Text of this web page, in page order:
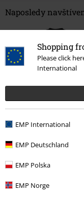
Shopping
Please click
International
EMP International
EMP Deutschland
EMP Polska
EMP Norge
Naposledy
Kč 739,00
More categories.
Extra velikosti